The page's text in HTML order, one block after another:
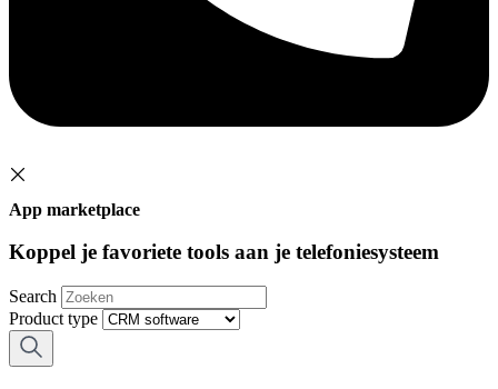
App marketplace
Koppel je favoriete tools aan je telefoniesysteem
Search
Product type